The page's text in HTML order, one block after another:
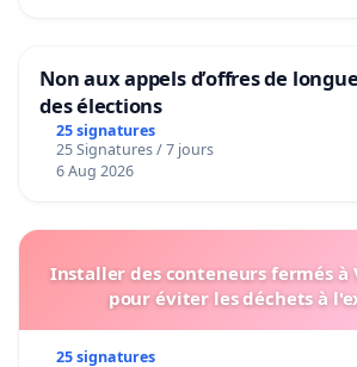
Non aux appels d’offres de
des élections
25 signatures
25 Signatures / 7 jours
6 Aug 2026
Installer des conteneurs fermés à
pour éviter les déchets à
25 signatures